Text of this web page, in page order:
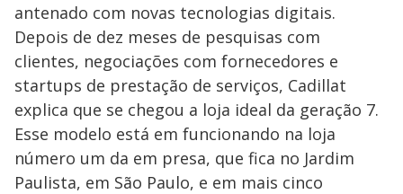
antenado com novas tecnologias digitais.
Depois de dez meses de pesquisas com
clientes, negociações com fornecedores e
startups de prestação de serviços, Cadillat
explica que se chegou a loja ideal da geração 7.
Esse modelo está em funcionando na loja
número um da em presa, que fica no Jardim
Paulista, em São Paulo, e em mais cinco